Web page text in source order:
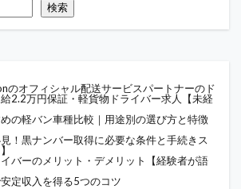
検索
のオフィシャル配送サービスパートナーのド
2.2万円保証・軽貨物ドライバー求人【未経
の軽バン車種比較｜用途別の選び方と特徴
！黒ナンバー取得に必要な条件と手続きス
バーのメリット・デメリット【経験者が語
定収入を得る5つのコツ